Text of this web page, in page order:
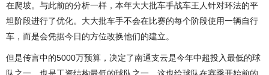
在爬坡。与此前的分析一样，本年大大批车手战车王人针对环法的平
坦阶段进行了优化。大大批车手不会在比赛的每个阶段使用一辆自行
车，而是会凭据今日的方位改换他们的建立。
但是传言中的5000万预算，决定了南通支云是今年中超投入最低的球